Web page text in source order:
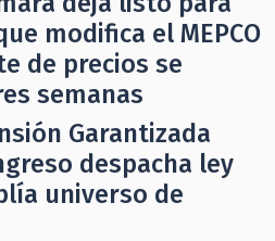
modifica el MEPCO
de precios se
semanas
Garantizada
despacha ley
universo de